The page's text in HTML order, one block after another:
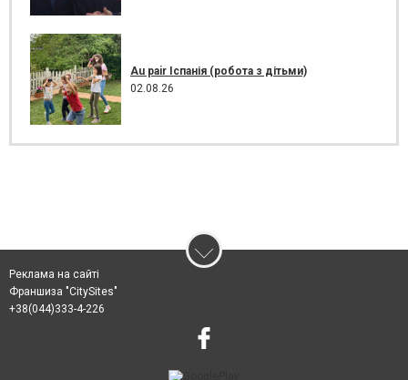
Au pair Іспанія (робота з дітьми)
02.08.26
Реклама на сайті
Франшиза "CitySites"
+38(044)333-4-226